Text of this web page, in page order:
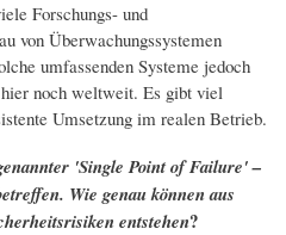
Forschungs- und
von Überwachungssystemen
umfassenden Systeme jedoch
noch weltweit. Es gibt viel
Umsetzung im realen Betrieb.
'Single Point of Failure' –
Wie genau können aus
entstehen?